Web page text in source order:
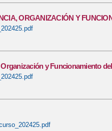
ORGANIZACIÓN Y
y Funcionamiento